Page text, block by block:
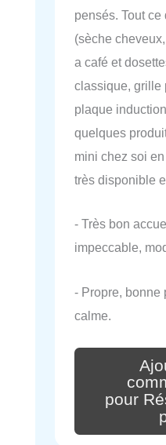
pensés. Tout
(sèche
a café et
classique, grille
plaque
quelques
mini chez soi
très disponible
- Très bon
impeccable,
- Propre, bonne
calme.
pour